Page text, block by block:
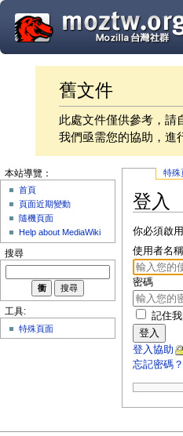
舊文件
此處文件僅供參考，請
我們亟需您的協助，進
特殊
登入
你必須啟
使用者名稱
密碼
記住
登入
登入協助
忘記密碼？
本站導覽：
首頁
頁面近期變動
隨機頁面
Help about MediaWiki
搜尋
工具:
特殊頁面